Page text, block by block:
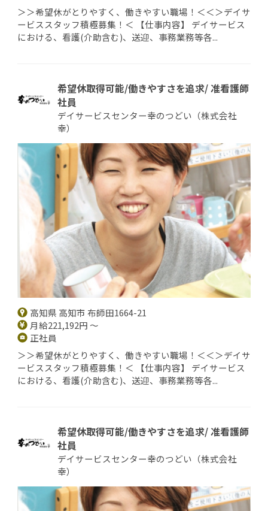
＞＞希望休がとりやすく、働きやすい職場！＜＜＞デイサ
ービススタッフ積極募集！＜ 【仕事内容】 デイサービス
における、看護(介助含む)、送迎、事務業務等各...
希望休取得可能/働きやすさを追求/ 准看護師
社員
デイサービスセンター幸のつどい（株式会社
幸）
高知県 高知市 布師田1664-21
月給221,192円 ～
正社員
＞＞希望休がとりやすく、働きやすい職場！＜＜＞デイサ
ービススタッフ積極募集！＜ 【仕事内容】 デイサービス
における、看護(介助含む)、送迎、事務業務等各...
希望休取得可能/働きやすさを追求/ 准看護師
社員
デイサービスセンター幸のつどい（株式会社
幸）